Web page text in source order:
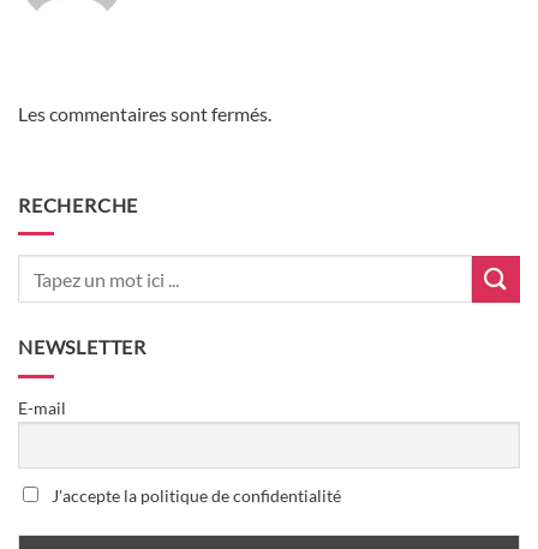
Les commentaires sont fermés.
RECHERCHE
NEWSLETTER
E-mail
J'accepte la politique de confidentialité